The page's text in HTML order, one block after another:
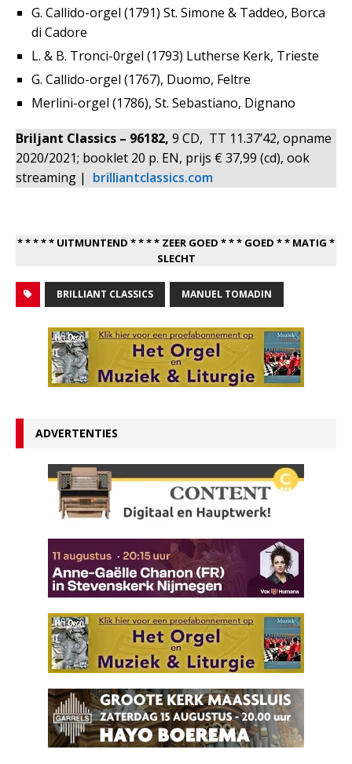
G. Callido-orgel (1791) St. Simone & Taddeo, Borca
di Cadore
L. & B. Tronci-0rgel (1793) Lutherse Kerk, Trieste
G. Callido-orgel (1767), Duomo, Feltre
Merlini-orgel (1786), St. Sebastiano, Dignano
Briljant Classics – 96182, 9 CD, TT 11.37’42, opname
2020/2021; booklet 20 p. EN, prijs € 37,99 (cd), ook
streaming | brilliantclassics.com
* * * * * UITMUNTEND * * * * ZEER GOED * * * GOED * * MATIG *
SLECHT
BRILLIANT CLASSICS MANUEL TOMADIN
ADVERTENTIES